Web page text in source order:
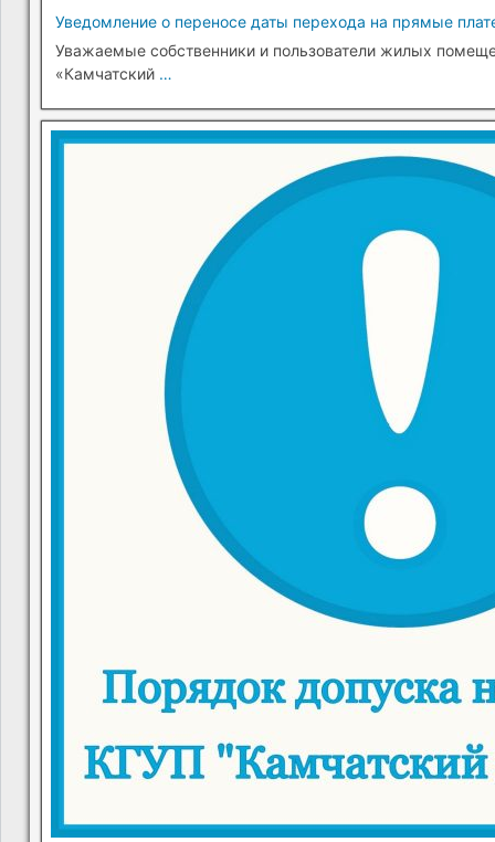
Уведомление о переносе даты перехода на прямые
Уважаемые собственники и пользователи жилых
«Камчатский …